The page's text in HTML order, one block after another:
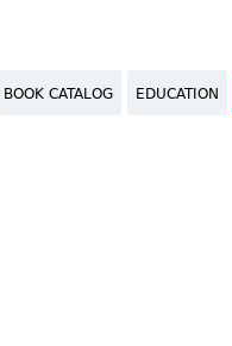
BOOK CATALOG EDUCATION